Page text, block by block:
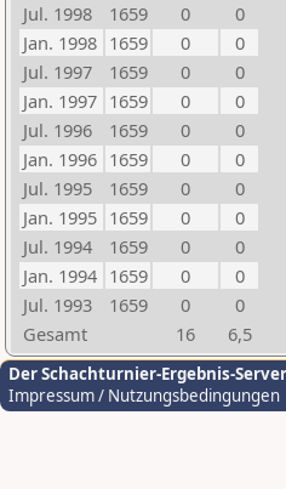
Jul. 1998
1659 0
0
Jan. 1998 1659 0
0
Jul. 1997
1659 0
0
Jan. 1997 1659 0
0
Jul. 1996
1659 0
0
Jan. 1996 1659 0
0
Jul. 1995
1659 0
0
Jan. 1995 1659 0
0
Jul. 1994
1659 0
0
Jan. 1994 1659 0
0
Jul. 1993
1659 0
0
Gesamt
16 6,5
Der Schachturnier-Ergebnis-Server
Impressum / Nutzungsbedingungen